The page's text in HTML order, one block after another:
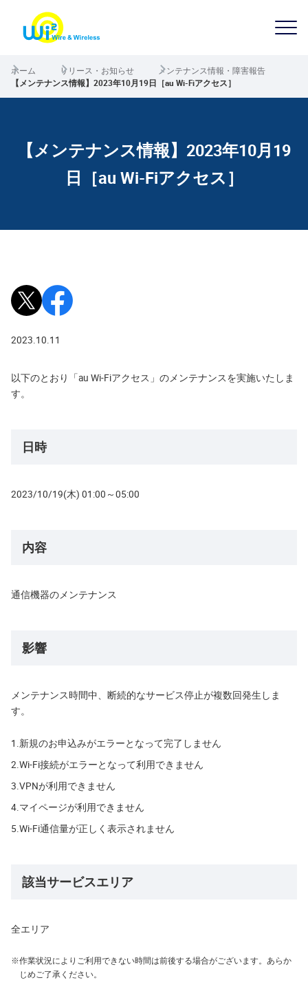
ホーム リリース・お知らせ
メンテナンス情報・障害報告
【メンテナンス情報】2023年10月19日［au Wi-Fiアクセス］
【メンテナンス情報】2023年10月19
日［au Wi-Fiアクセス］
Xで投稿Facebookでシェア
2023.10.11
以下のとおり「au Wi-Fiアクセス」のメンテナンスを実施いたしま
す。
日時
2023/10/19(木) 01:00～05:00
内容
通信機器のメンテナンス
影響
メンテナンス時間中、断続的なサービス停止が複数回発生しま
す。
1.新規のお申込みがエラーとなって完了しません
2.Wi-Fi接続がエラーとなって利用できません
3.VPNが利用できません
4.マイページが利用できません
5.Wi-Fi通信量が正しく表示されません
該当サービスエリア
全エリア
※作業状況によりご利用できない時間は前後する場合がございます。あらか
じめご了承ください。